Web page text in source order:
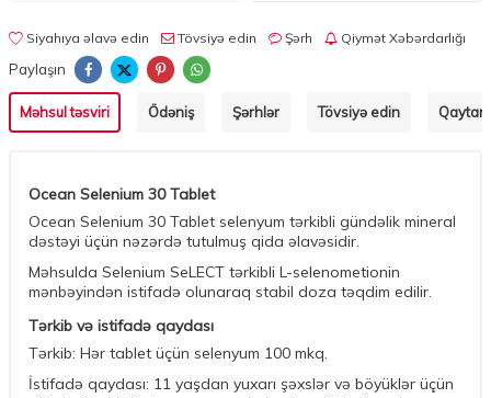
Siyahıya əlavə edin Tövsiyə edin Şərh Qiymət Xəbərdarlığı
Paylaşın
Məhsul təsviri Ödəniş Şərhlər Tövsiyə edin
Ocean Selenium 30 Tablet
Ocean Selenium 30 Tablet selenyum tərkibli gündəlik mineral
dəstəyi üçün nəzərdə tutulmuş qida əlavəsidir.
Məhsulda Selenium SeLECT tərkibli L-selenometionin
mənbəyindən istifadə olunaraq stabil doza təqdim edilir.
Tərkib və istifadə qaydası
Tərkib: Hər tablet üçün selenyum 100 mkq.
İstifadə qaydası: 11 yaşdan yuxarı şəxslər və böyüklər üçün